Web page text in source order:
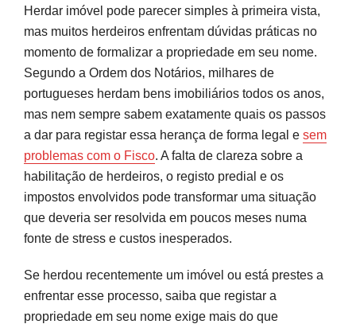
Habilitação de Herdeiros e Registo de Bens:
Como Provar a Herança
Registo Predial de Imóvel Herdado: Passar o
Opção 1: Balcão das Heranças
Opção 2: Registo Predial Online
Opção 3: Presencialmente
Impostos Após Herdar um Imóvel: Selo, IMI e
Possíveis IMT
Gestão da Herança e Planeamento Futuro:
Partilhas e Venda
Herdar imóvel pode parecer simples à primeira vista,
mas muitos herdeiros enfrentam dúvidas práticas no
momento de formalizar a propriedade em seu nome.
Segundo a Ordem dos Notários, milhares de
portugueses herdam bens imobiliários todos os anos,
mas nem sempre sabem exatamente quais os passos
a dar para registar essa herança de forma legal e sem
problemas com o Fisco. A falta de clareza sobre a
habilitação de herdeiros, o registo predial e os
impostos envolvidos pode transformar uma situação
que deveria ser resolvida em poucos meses numa
fonte de stress e custos inesperados.
Se herdou recentemente um imóvel ou está prestes a
enfrentar esse processo, saiba que registar a
propriedade em seu nome exige mais do que